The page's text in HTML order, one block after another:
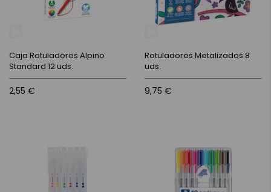
Caja Rotuladores Alpino
Standard 12 uds.
2,55 €
Rotuladores Metalizados 8
uds.
9,75 €